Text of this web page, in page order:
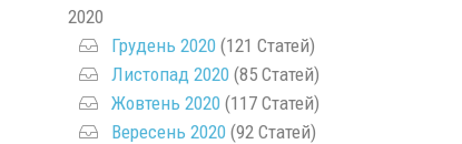
2020
Грудень 2020(121 Статей)
Листопад 2020(85 Статей)
Жовтень 2020(117 Статей)
Вересень 2020(92 Статей)